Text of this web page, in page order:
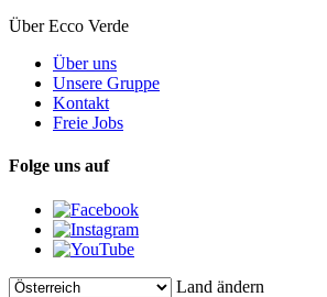
Über Ecco Verde
Über uns
Unsere Gruppe
Kontakt
Freie Jobs
Folge uns auf
Land ändern